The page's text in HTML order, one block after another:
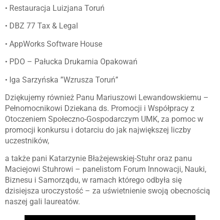
• Restauracja Luizjana Toruń
• DBZ 77 Tax & Legal
• AppWorks Software House
• PDO – Pałucka Drukarnia Opakowań
• Iga Sarzyńska ”Wzrusza Toruń”
Dziękujemy również Panu Mariuszowi Lewandowskiemu –
Pełnomocnikowi Dziekana ds. Promocji i Współpracy z
Otoczeniem Społeczno-Gospodarczym UMK, za pomoc w
promocji konkursu i dotarciu do jak największej liczby
uczestników,
a także pani Katarzynie Błażejewskiej-Stuhr oraz panu
Maciejowi Stuhrowi – panelistom Forum Innowacji, Nauki,
Biznesu i Samorządu, w ramach którego odbyła się
dzisiejsza uroczystość – za uświetnienie swoją obecnością
naszej gali laureatów.